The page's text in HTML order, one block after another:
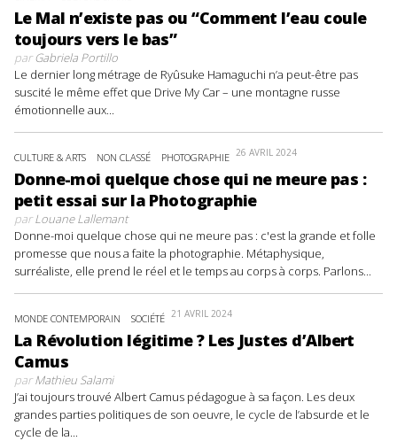
Le Mal n’existe pas ou “Comment l’eau coule
toujours vers le bas”
parGabriela Portillo
Le dernier long métrage de Ryûsuke Hamaguchi n’a peut-être pas
suscité le même effet que Drive My Car – une montagne russe
émotionnelle aux...
CULTURE & ARTS NON CLASSÉ PHOTOGRAPHIE 26 AVRIL 2024
Donne-moi quelque chose qui ne meure pas :
petit essai sur la Photographie
parLouane Lallemant
Donne-moi quelque chose qui ne meure pas : c'est la grande et folle
promesse que nous a faite la photographie. Métaphysique,
surréaliste, elle prend le réel et le temps au corps à corps. Parlons...
MONDE CONTEMPORAIN SOCIÉTÉ 21 AVRIL 2024
La Révolution légitime ? Les Justes d’Albert
Camus
parMathieu Salami
J’ai toujours trouvé Albert Camus pédagogue à sa façon. Les deux
grandes parties politiques de son oeuvre, le cycle de l’absurde et le
cycle de la...